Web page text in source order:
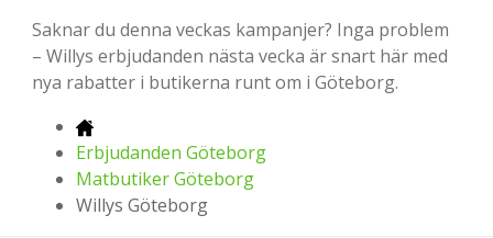
Saknar du denna veckas kampanjer? Inga problem
– Willys erbjudanden nästa vecka är snart här med
nya rabatter i butikerna runt om i Göteborg.
Erbjudanden Göteborg
Matbutiker Göteborg
Willys Göteborg